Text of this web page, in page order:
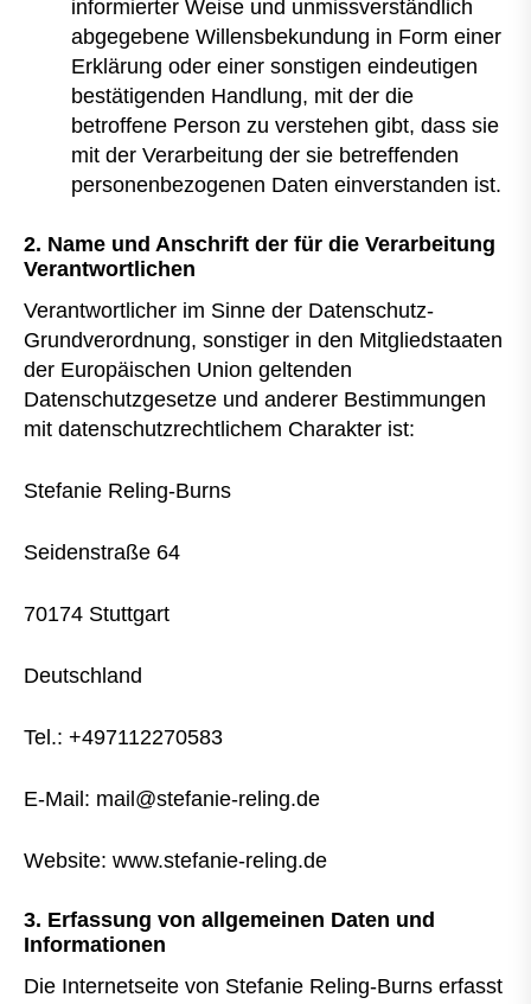
informierter Weise und unmissverständlich
abgegebene Willensbekundung in Form einer
Erklärung oder einer sonstigen eindeutigen
bestätigenden Handlung, mit der die
betroffene Person zu verstehen gibt, dass sie
mit der Verarbeitung der sie betreffenden
personenbezogenen Daten einverstanden ist.
2. Name und Anschrift der für die Verarbeitung
Verantwortlichen
Verantwortlicher im Sinne der Datenschutz-
Grundverordnung, sonstiger in den Mitgliedstaaten
der Europäischen Union geltenden
Datenschutzgesetze und anderer Bestimmungen
mit datenschutzrechtlichem Charakter ist:
Stefanie Reling-Burns
Seidenstraße 64
70174 Stuttgart
Deutschland
Tel.: +497112270583
E-Mail: mail@stefanie-reling.de
Website: www.stefanie-reling.de
3. Erfassung von allgemeinen Daten und
Informationen
Die Internetseite von Stefanie Reling-Burns erfasst